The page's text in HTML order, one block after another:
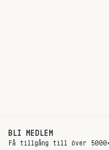
BLI MEDLEM
Få tillgång till över